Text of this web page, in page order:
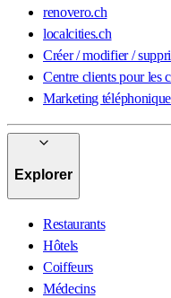
renovero.ch
localcities.ch
Créer / modifier /
Centre clients pour les
Marketing
Explorer
Restaurants
Hôtels
Coiffeurs
Médecins